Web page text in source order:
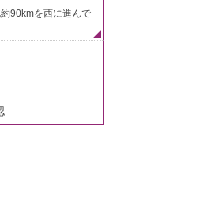
90kmを西に進んで